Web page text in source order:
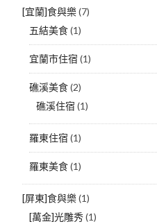
[宜蘭]食與樂(7)
五結美食(1)
宜蘭市住宿 (1)
礁溪美食(2)
礁溪住宿 (1)
羅東住宿 (1)
羅東美食(1)
[屏東]食與樂(1)
[萬金]光雕秀(1)